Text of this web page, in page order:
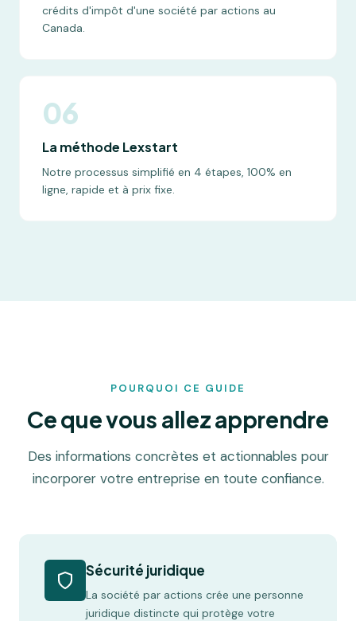
crédits d'impôt d'une société par actions au
Canada.
06
La méthode Lexstart
Notre processus simplifié en 4 étapes, 100% en
ligne, rapide et à prix fixe.
POURQUOI CE GUIDE
Ce que vous allez apprendre
Des informations concrètes et actionnables pour
incorporer votre entreprise en toute confiance.
Sécurité juridique
La société par actions crée une personne
juridique distincte qui protège votre